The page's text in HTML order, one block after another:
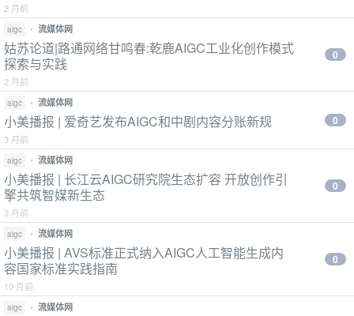
2 月前
aigc • 流媒体网
姑苏论道|路通网络甘鸣春:乾鹿AIGC工业化创作模式
探索与实践
2 月前
0
aigc • 流媒体网
小美播报 | 爱奇艺发布AIGC和中剧内容分账新规
3 月前
0
aigc • 流媒体网
小美播报 | 长江云AIGC研究院生态扩容 开放创作引
擎共筑智媒新生态
3 月前
0
aigc • 流媒体网
小美播报 | AVS标准正式纳入AIGC人工智能生成内
容国家标准实践指南
10 月前
0
aigc • 流媒体网